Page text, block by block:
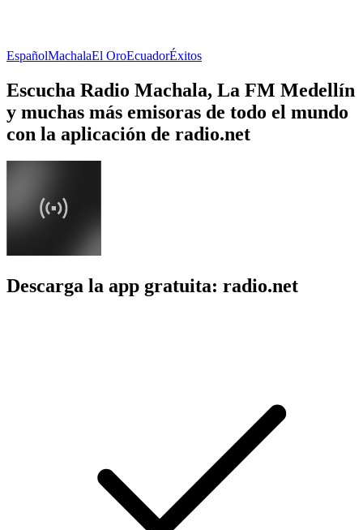
EspañolMachalaEl OroEcuadorÉxitos
Escucha Radio Machala, La FM Medellín
y muchas más emisoras de todo el mundo
con la aplicación de radio.net
Descarga la app gratuita: radio.net